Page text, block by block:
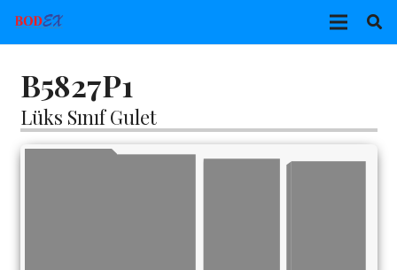
B5827P1
Lüks Sınıf Gulet